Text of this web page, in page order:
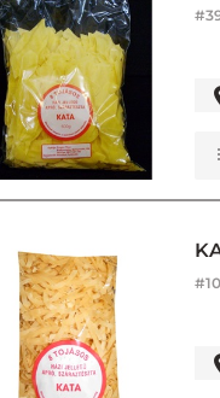
#
#